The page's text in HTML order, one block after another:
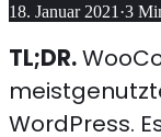
18. Januar 2021 ·3
TL;DR.
WordPress.